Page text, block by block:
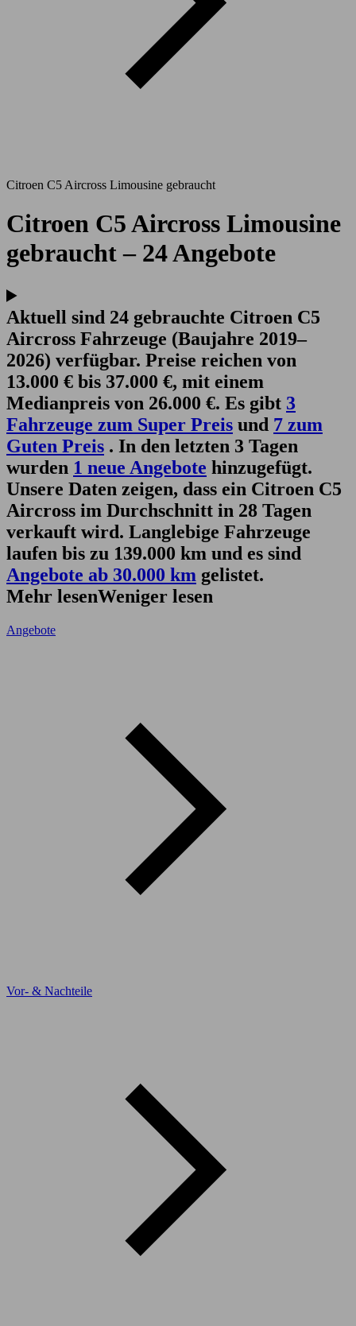
Citroen C5 Aircross Limousine gebraucht
Citroen C5 Aircross Limousine
gebraucht – 24 Angebote
Aktuell sind 24 gebrauchte Citroen C5
Aircross Fahrzeuge (Baujahre 2019–
2026) verfügbar. Preise reichen von
13.000 € bis 37.000 €, mit einem
Medianpreis von 26.000 €. Es gibt 3
Fahrzeuge zum Super Preis und 7 zum
Guten Preis . In den letzten 3 Tagen
wurden 1 neue Angebote hinzugefügt.
Unsere Daten zeigen, dass ein Citroen C5
Aircross im Durchschnitt in 28 Tagen
verkauft wird. Langlebige Fahrzeuge
laufen bis zu 139.000 km und es sind
Angebote ab 30.000 km gelistet.
Mehr lesenWeniger lesen
Angebote
Vor- & Nachteile